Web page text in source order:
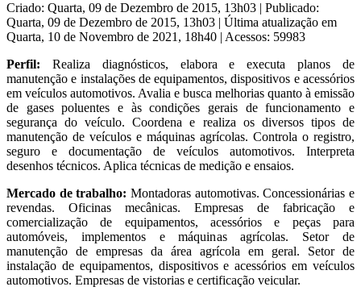
Criado: Quarta, 09 de Dezembro de 2015, 13h03 | Publicado:
Quarta, 09 de Dezembro de 2015, 13h03 | Última atualização em
Quarta, 10 de Novembro de 2021, 18h40 | Acessos: 59983
Perfil: Realiza diagnósticos, elabora e executa planos de
manutenção e instalações de equipamentos, dispositivos e acessórios
em veículos automotivos. Avalia e busca melhorias quanto à emissão
de gases poluentes e às condições gerais de funcionamento e
segurança do veículo. Coordena e realiza os diversos tipos de
manutenção de veículos e máquinas agrícolas. Controla o registro,
seguro e documentação de veículos automotivos. Interpreta
desenhos técnicos. Aplica técnicas de medição e ensaios.
Mercado de trabalho: Montadoras automotivas. Concessionárias e
revendas. Oficinas mecânicas. Empresas de fabricação e
comercialização de equipamentos, acessórios e peças para
automóveis, implementos e máquinas agrícolas. Setor de
manutenção de empresas da área agrícola em geral. Setor de
instalação de equipamentos, dispositivos e acessórios em veículos
automotivos. Empresas de vistorias e certificação veicular.